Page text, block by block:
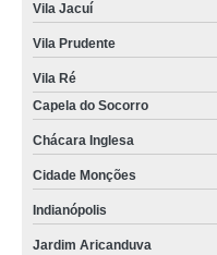
locação de kimono masculino
onde faz locação de kimono
onde faz locação de kimono
onde faz locação de kimono
onde tem locação de kimono
locação de kimono feminino
locação de kimonos longo
Vila Jacuí
Vila Prudente
Vila Ré
Capela do Socorro
Chácara Inglesa
Cidade Monções
Indianópolis
Jardim Aricanduva